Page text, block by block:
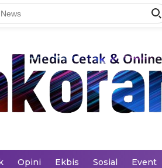
Opini Ekbis Sosial Event